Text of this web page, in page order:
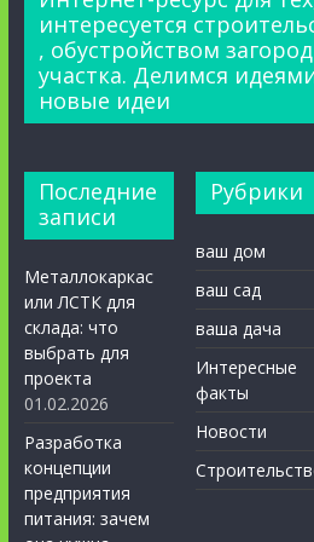
интересуется
, обустройством
участка. Делимся
новые идеи
Последние
записи
Металлокаркас
или ЛСТК для
склада: что
выбрать для
проекта
01.02.2026
Разработка
концепции
предприятия
питания: зачем
Рубрики
ваш дом
ваш сад
ваша дача
Интересные
факты
Новости